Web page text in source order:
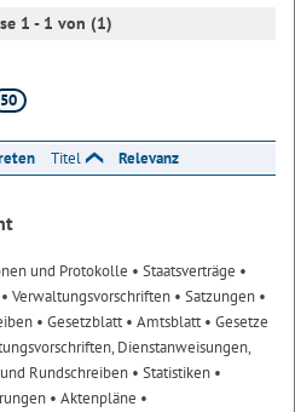
1 - 1 von (1)
50
Titel Relevanz
und Protokolle • Staatsverträge •
• Verwaltungsvorschriften • Satzungen •
• Gesetzblatt• Amtsblatt• Gesetze
Dienstanweisungen,
Rundschreiben • Statistiken •
• Aktenpläne •